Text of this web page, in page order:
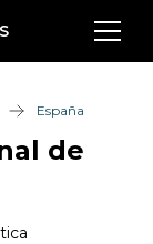
España
de